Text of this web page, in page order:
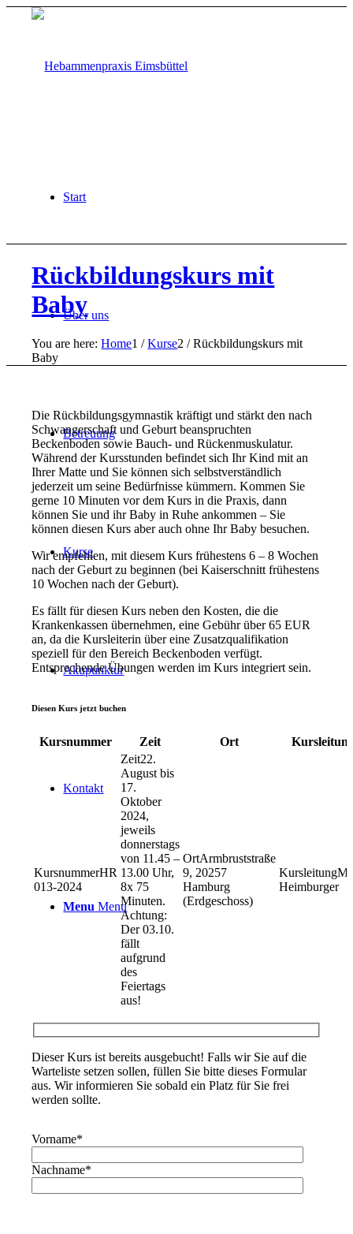
Start
Über uns
Betreuung
Kurse
Akupunktur
Kontakt
Menu Menu
Rückbildungskurs mit
Baby
You are here: Home1 / Kurse2 / Rückbildungskurs mit
Baby
Die Rückbildungsgymnastik kräftigt und stärkt den nach
Schwangerschaft und Geburt beanspruchten
Beckenboden sowie Bauch- und Rückenmuskulatur.
Während der Kursstunden befindet sich Ihr Kind mit an
Ihrer Matte und Sie können sich selbstverständlich
jederzeit um seine Bedürfnisse kümmern. Kommen Sie
gerne 10 Minuten vor dem Kurs in die Praxis, dann
können Sie und ihr Baby in Ruhe ankommen – Sie
können diesen Kurs aber auch ohne Ihr Baby besuchen.
Wir empfehlen, mit diesem Kurs frühestens 6 – 8 Wochen
nach der Geburt zu beginnen (bei Kaiserschnitt frühestens
10 Wochen nach der Geburt).
Es fällt für diesen Kurs neben den Kosten, die die
Krankenkassen übernehmen, eine Gebühr über 65 EUR
an, da die Kursleiterin über eine Zusatzqualifikation
speziell für den Bereich Beckenboden verfügt.
Entsprechende Übungen werden im Kurs integriert sein.
Diesen Kurs jetzt buchen
Kursnummer Zeit Ort
HR
013-2024
22.
August bis
17.
Oktober
2024,
jeweils
donnerstags
von 11.45 –
13.00 Uhr,
8x 75
Minuten.
Achtung:
Der 03.10.
fällt
aufgrund
des
Feiertags
aus!
Armbruststraße
9, 20257
Hamburg
(Erdgeschoss)
Heimburger
Dieser Kurs ist bereits ausgebucht! Falls wir Sie auf die
Warteliste setzen sollen, füllen Sie bitte dieses Formular
aus. Wir informieren Sie sobald ein Platz für Sie frei
werden sollte.
Vorname*
Nachname*